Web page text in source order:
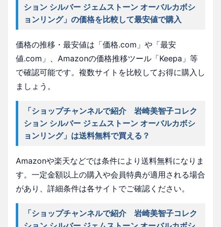
ション シルバー ジェムストーン オーバルカボシ
ョンリング」の価格を比較して最安値で購入
価格の推移・最安値は「価格.com」や「最安
値.com」、Amazonの価格推移ツール「Keepa」等
で確認可能です。複数サイトを比較してお得に購入し
ましょう。
「ショップチャンネルで紹介 岩崎美智子コレク
ション シルバー ジェムストーン オーバルカボシ
ョンリング」は送料無料で買える？
Amazonや楽天などでは条件により送料無料になりま
す。一定金額以上の購入や会員特典が適用される場合
があり、詳細条件は各サイトでご確認ください。
「ショップチャンネルで紹介 岩崎美智子コレク